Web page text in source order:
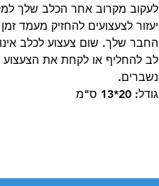
לעקוב מקרוב אחר הכלב שלך
יעזור לצעצועים להחזיק מעמד
החבר שלך. שום צעצוע לכלב
לב להחליף או לקחת את הצעצוע
נשברים.
גודל: 20*13 ס"מ